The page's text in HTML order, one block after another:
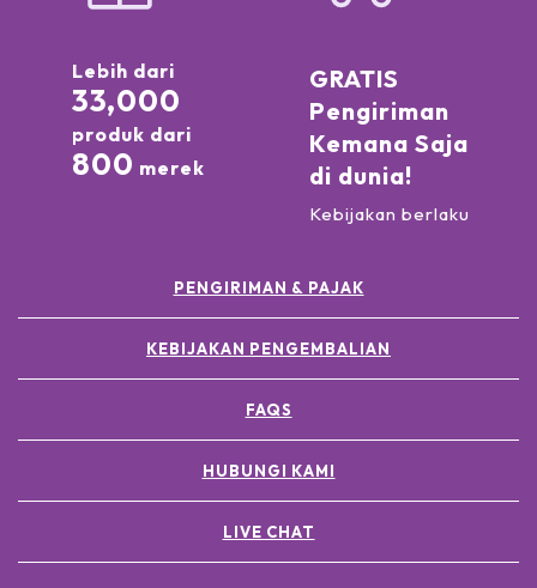
Lebih dari
33,000
produk dari
800 merek
GRATIS
Pengiriman
Kemana Saja
di dunia!
Kebijakan berlaku
PENGIRIMAN & PAJAK
KEBIJAKAN PENGEMBALIAN
FAQS
HUBUNGI KAMI
LIVE CHAT